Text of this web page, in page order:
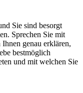
Sie sind besorgt
Sprechen Sie mit
genau erklären,
bestmöglich
und mit welchen Sie